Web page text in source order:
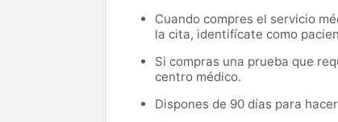
Cuando compres el servicio
la cita, identifícate como
Si compras una prueba que
centro médico.
Dispones de 90 días para